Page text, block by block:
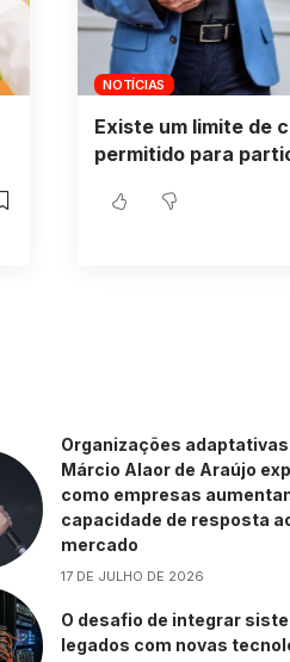
NOTÍCIAS
Existe um limite de
permitido para
Organizações
Márcio Alaor de Araújo
como empresas
capacidade de resposta
mercado
17 DE JULHO DE 2026
O desafio de integrar
legados com novas